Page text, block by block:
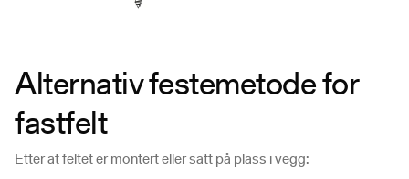
Alternativ festemetode for
fastfelt
Etter at feltet er montert eller satt på plass i vegg: